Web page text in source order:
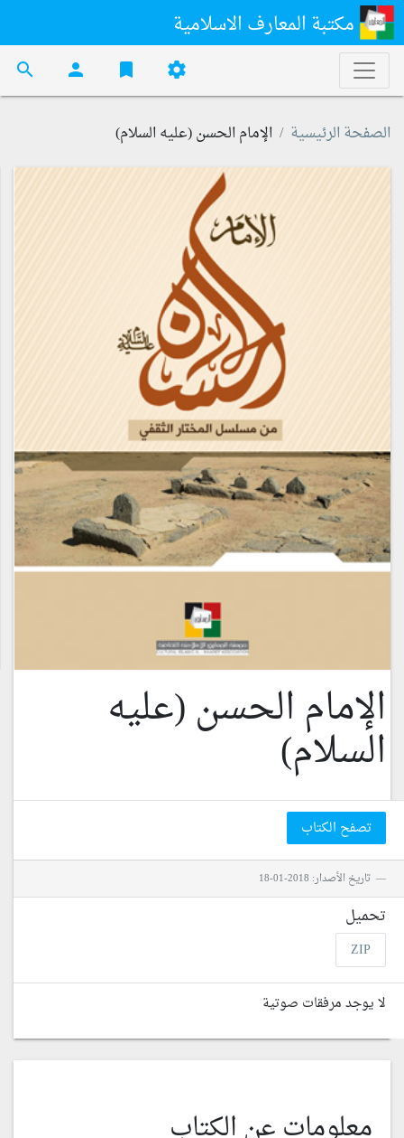
مكتبة المعارف الاسلامية
settings
bookmark
person
search
الصفحة الرئيسية الإمام الحسن (عليه السلام)
الإمام الحسن (عليه
السلام)
تصفح الكتاب
تاريخ الأصدار: 2018-01-18
تحميل
ZIP
لا يوجد مرفقات صوتية